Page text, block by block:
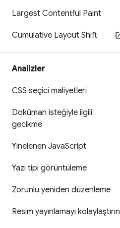
Largest Contentful Paint
Cumulative Layout Shift
Analizler
CSS seçici maliyetleri
Doküman isteğiyle ilgili
gecikme
Yinelenen JavaScript
Yazı tipi görüntüleme
Zorunlu yeniden düzenleme
Resim yayınlamayı kolaylaştırın